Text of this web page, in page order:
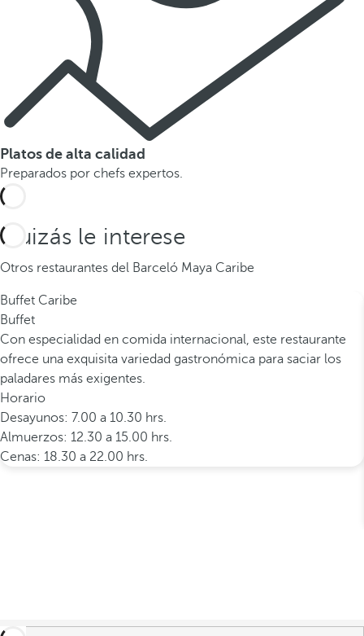
Platos de alta calidad
Preparados por chefs expertos.
Quizás le interese
Otros restaurantes del Barceló Maya Caribe
Buffet Caribe
Buffet
Con especialidad en comida internacional, este restaurante
ofrece una exquisita variedad gastronómica para saciar los
paladares más exigentes.
Horario
Desayunos: 7.00 a 10.30 hrs.
Almuerzos: 12.30 a 15.00 hrs.
Cenas: 18.30 a 22.00 hrs.